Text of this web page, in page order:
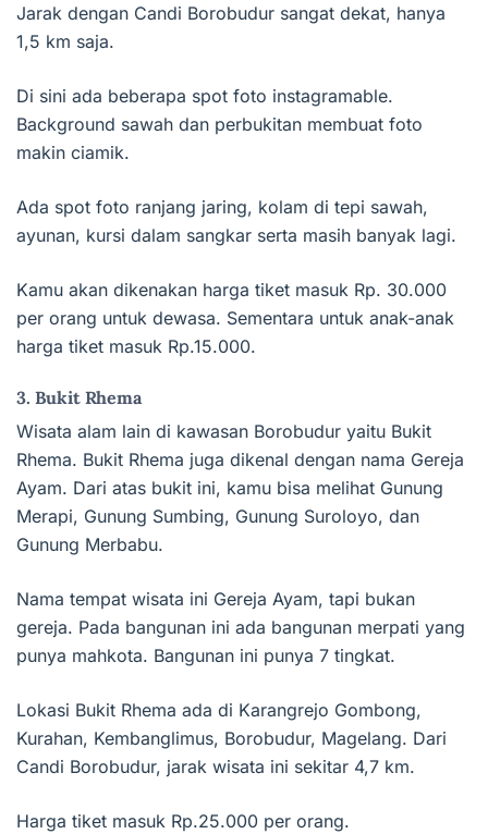
Jarak dengan Candi Borobudur sangat dekat, hanya
1,5 km saja.
Di sini ada beberapa spot foto instagramable.
Background sawah dan perbukitan membuat foto
makin ciamik.
Ada spot foto ranjang jaring, kolam di tepi sawah,
ayunan, kursi dalam sangkar serta masih banyak lagi.
Kamu akan dikenakan harga tiket masuk Rp. 30.000
per orang untuk dewasa. Sementara untuk anak-anak
harga tiket masuk Rp.15.000.
3. Bukit Rhema
Wisata alam lain di kawasan Borobudur yaitu Bukit
Rhema. Bukit Rhema juga dikenal dengan nama Gereja
Ayam. Dari atas bukit ini, kamu bisa melihat Gunung
Merapi, Gunung Sumbing, Gunung Suroloyo, dan
Gunung Merbabu.
Nama tempat wisata ini Gereja Ayam, tapi bukan
gereja. Pada bangunan ini ada bangunan merpati yang
punya mahkota. Bangunan ini punya 7 tingkat.
Lokasi Bukit Rhema ada di Karangrejo Gombong,
Kurahan, Kembanglimus, Borobudur, Magelang. Dari
Candi Borobudur, jarak wisata ini sekitar 4,7 km.
Harga tiket masuk Rp.25.000 per orang.